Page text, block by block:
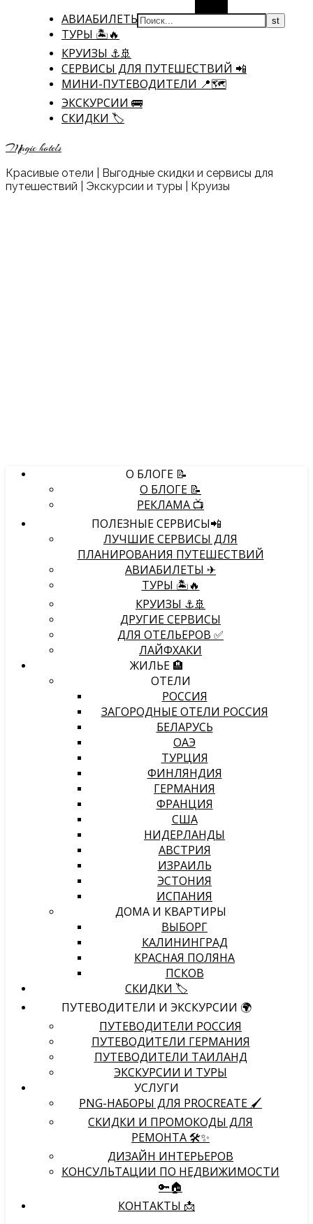
АВИАБИЛЕТЫ ✈
ТУРЫ 🏝🔥
КРУИЗЫ ⚓🚢
CЕРВИСЫ ДЛЯ ПУТЕШЕСТВИЙ 📲
МИНИ-ПУТЕВОДИТЕЛИ 📍🗺️
ЭКСКУРСИИ 🚌
СКИДКИ 🏷️
Magic hotels
Красивые отели | Выгодные скидки и сервисы для
путешествий | Экскурсии и туры | Круизы
О БЛОГЕ 📝
О БЛОГЕ 📝
РЕКЛАМА 📺
ПОЛЕЗНЫЕ СЕРВИСЫ📲
ЛУЧШИЕ СЕРВИСЫ ДЛЯ
ПЛАНИРОВАНИЯ ПУТЕШЕСТВИЙ
АВИАБИЛЕТЫ ✈
ТУРЫ 🏝🔥
КРУИЗЫ ⚓🚢
ДРУГИЕ СЕРВИСЫ
ДЛЯ ОТЕЛЬЕРОВ ✅
ЛАЙФХАКИ
ЖИЛЬЕ 🏨
ОТЕЛИ
РОССИЯ
ЗАГОРОДНЫЕ ОТЕЛИ РОССИЯ
БЕЛАРУСЬ
ОАЭ
ТУРЦИЯ
ФИНЛЯНДИЯ
ГЕРМАНИЯ
ФРАНЦИЯ
США
НИДЕРЛАНДЫ
АВСТРИЯ
ИЗРАИЛЬ
ЭСТОНИЯ
ИСПАНИЯ
ДОМА И КВАРТИРЫ
ВЫБОРГ
КАЛИНИНГРАД
КРАСНАЯ ПОЛЯНА
ПСКОВ
СКИДКИ 🏷️
ПУТЕВОДИТЕЛИ И ЭКСКУРСИИ 🌍
ПУТЕВОДИТЕЛИ РОССИЯ
ПУТЕВОДИТЕЛИ ГЕРМАНИЯ
ПУТЕВОДИТЕЛИ ТАИЛАНД
ЭКСКУРСИИ И ТУРЫ
УСЛУГИ
PNG-НАБОРЫ ДЛЯ PROCREATE 🖌
СКИДКИ И ПРОМОКОДЫ ДЛЯ
РЕМОНТА 🛠️✨
ДИЗАЙН ИНТЕРЬЕРОВ
КОНСУЛЬТАЦИИ ПО НЕДВИЖИМОСТИ
🔑🏠
КОНТАКТЫ 📩